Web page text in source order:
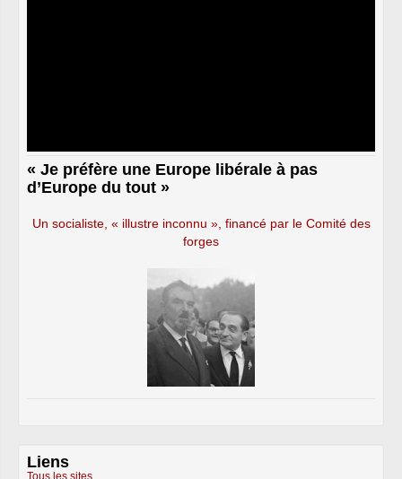
« Je préfère une Europe libérale à pas
d’Europe du tout »
Un socialiste, « illustre inconnu », financé par le Comité des
forges
Liens
Tous les sites